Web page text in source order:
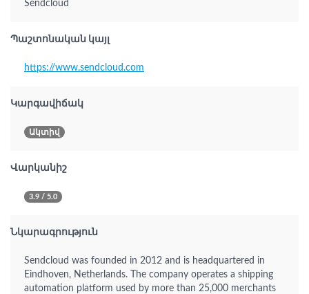
Sendcloud
Պաշտոնական կայլ
https://www.sendcloud.com
Կարգավիճակ
Ակտիվ
Վարկանիշ
3.9 / 5.0
Նկարագրություն
Sendcloud was founded in 2012 and is headquartered in
Eindhoven, Netherlands. The company operates a shipping
automation platform used by more than 25,000 merchants